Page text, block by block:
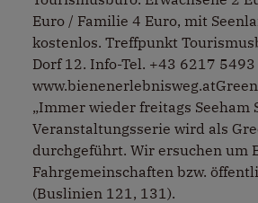
Euro / Familie 4 Euro, mit
kostenlos. Treffpunkt
Dorf 12. Info-Tel. +43 6217 5493
„Immer wieder freitags Seeham
Veranstaltungsserie wird als
durchgeführt. Wir ersuchen um
Fahrgemeinschaften bzw.
(Buslinien 121, 131).